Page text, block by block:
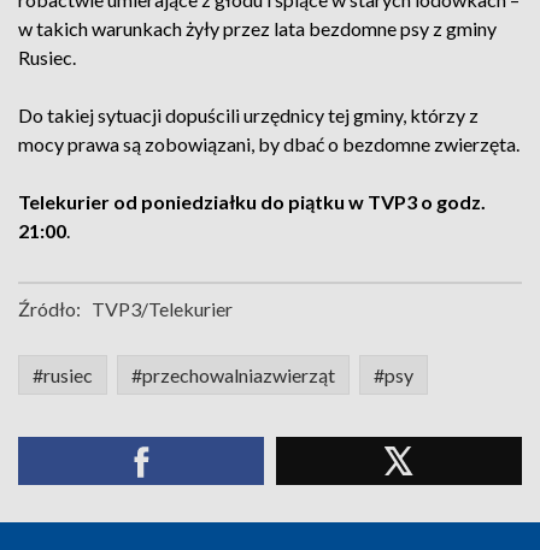
w takich warunkach żyły przez lata bezdomne psy z gminy
Rusiec.
Do takiej sytuacji dopuścili urzędnicy tej gminy, którzy z
mocy prawa są zobowiązani, by dbać o bezdomne zwierzęta.
Telekurier od poniedziałku do piątku w TVP3 o godz.
21:00.
Źródło: TVP3/Telekurier
#rusiec #przechowalniazwierząt #psy